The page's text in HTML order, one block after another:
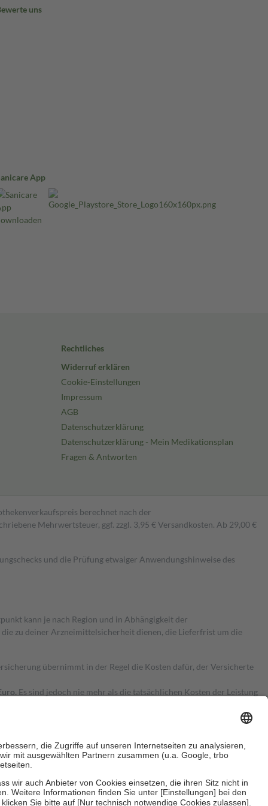
uns
App
Rechtliches
Widerruf erklären
Cookie-Einstellungen
Impressum
AGB
Datenschutzerklärung
Datenschutzerklärung - Mein Medikationsplan
Fragen & Antworten
berechnet nach der
Mehrwertsteuer, ggf. zzgl. 3,95 € Versandkosten. Ab 29,00 €
und die Prüfung etwaiger Anwendungshinweise des
kann je nach Region und in Abhängigkeit der
zu deiner Arzneimittelsicherheit dienen, die Lieferfrist um die
übernimmt in der Regel die Kosten dafür, der Versicherte
Es sind jedoch nie mehr als die tatsächlichen Kosten der Leistung
Zuzahlungen an bei: